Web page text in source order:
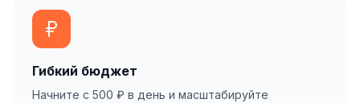
Гибкий бюджет
Начните с 500 ₽ в день и масштабируйте